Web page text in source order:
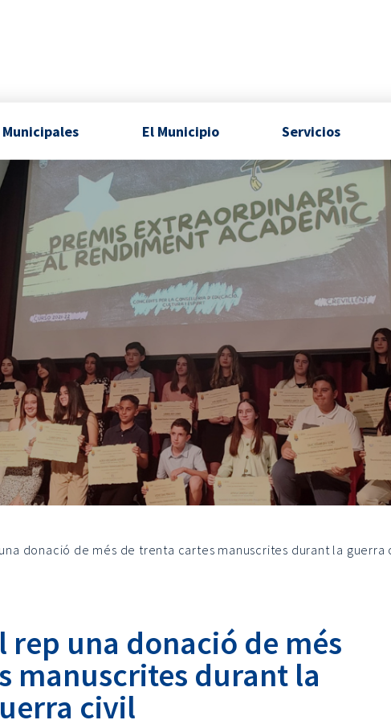
Municipales El Municipio Servicios
una donació de més de trenta cartes manuscrites durant la guerra
rep una donació de més
manuscrites durant la
civil